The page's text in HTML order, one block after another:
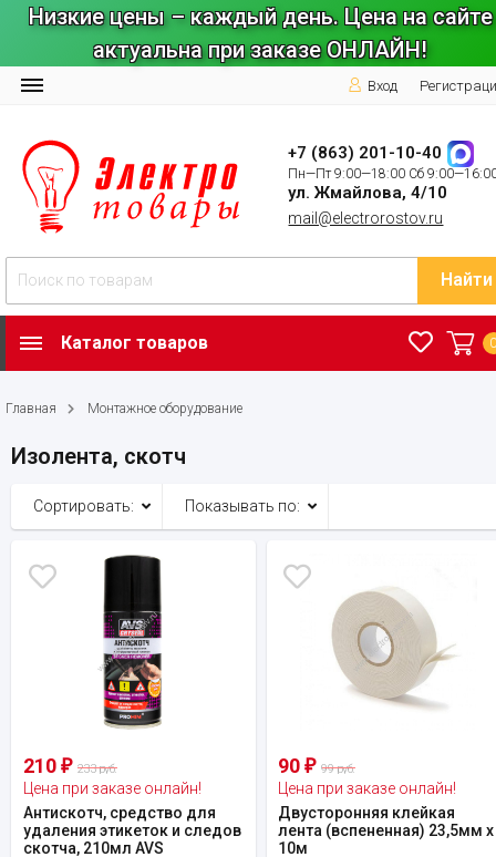
Низкие цены – каждый день. Цена на сайте
актуальна при заказе ОНЛАЙН!
Вход
+7 (863) 201-10-40
Пн—Пт 9:00—18:00 Сб
ул. Жмайлова, 4/10
mail@electrorostov.ru
Найти
Каталог товаров
Главная Монтажное оборудование
Изолента, скотч
Сортировать: Показывать по:
210 ₽ 233 руб.
Цена при заказе онлайн!
Антискотч, средство для
удаления этикеток и следов
скотча, 210мл AVS
90₽ 99 руб.
Цена при заказе онлайн!
Двусторонняя клейкая
лента (вспененная) 23,5мм х
10м